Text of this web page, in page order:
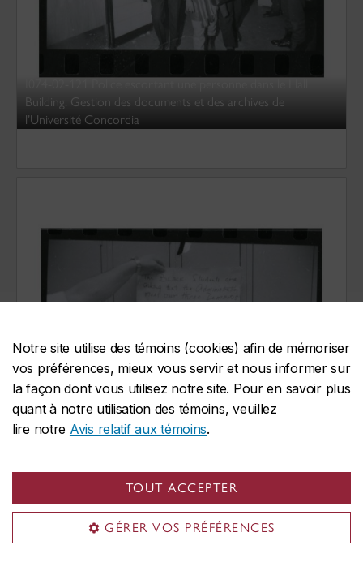
Notre site utilise des témoins (cookies) afin de mémoriser
vos préférences, mieux vous servir et nous informer sur
la façon dont vous utilisez notre site. Pour en savoir plus
quant à notre utilisation des témoins, veuillez
lire notre Avis relatif aux témoins.
TOUT ACCEPTER
GÉRER VOS PRÉFÉRENCES
Building. Gestion des documents et des archives de
l’Université Concordia
Williams à l'administration. Gestion des documents et des
archives de l’Université Concordia